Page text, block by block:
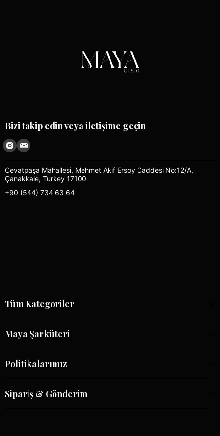
Bizi takip edin veya iletişime geçin
Cevatpaşa Mahallesi, Mehmet Akif Ersoy Caddesi No:12/A,
Çanakkale, Turkey 17100
+90 (544) 734 63 64
Tüm Kategoriler
Maya Şarküteri
Politikalarımız
Sipariş & Gönderim